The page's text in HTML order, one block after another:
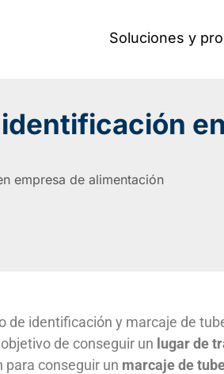
Soluciones y
empresa de alimentación
de identificación y marcaje de
de conseguir un lugar de
para conseguir un marcaje de